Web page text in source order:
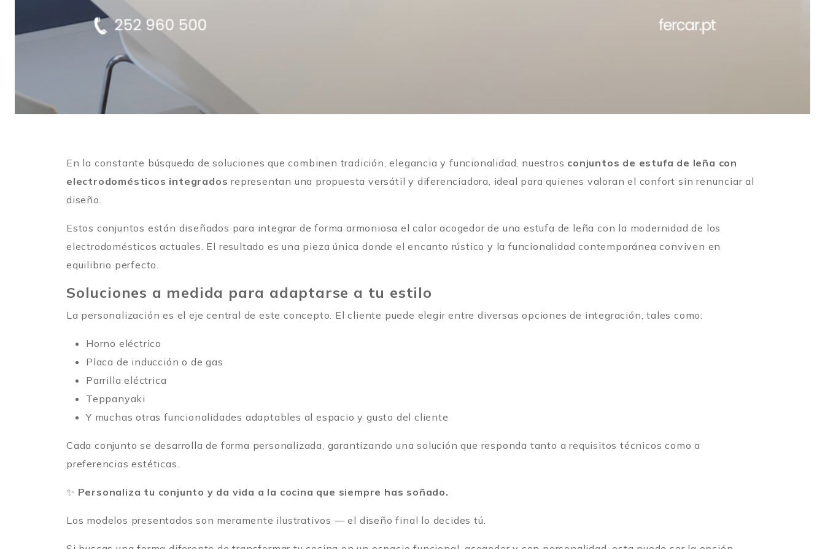
En la constante búsqueda de soluciones que combinen tradición, elegancia y funcionalidad, nuestros conjuntos de estufa de leña con
electrodomésticos integrados representan una propuesta versátil y diferenciadora, ideal para quienes valoran el confort sin renunciar al
diseño.
Estos conjuntos están diseñados para integrar de forma armoniosa el calor acogedor de una estufa de leña con la modernidad de los
electrodomésticos actuales. El resultado es una pieza única donde el encanto rústico y la funcionalidad contemporánea conviven en
equilibrio perfecto.
Soluciones a medida para adaptarse a tu estilo
La personalización es el eje central de este concepto. El cliente puede elegir entre diversas opciones de integración, tales como:
Horno eléctrico
Placa de inducción o de gas
Parrilla eléctrica
Teppanyaki
Y muchas otras funcionalidades adaptables al espacio y gusto del cliente
Cada conjunto se desarrolla de forma personalizada, garantizando una solución que responda tanto a requisitos técnicos como a
preferencias estéticas.
✨ Personaliza tu conjunto y da vida a la cocina que siempre has soñado.
Los modelos presentados son meramente ilustrativos — el diseño final lo decides tú.